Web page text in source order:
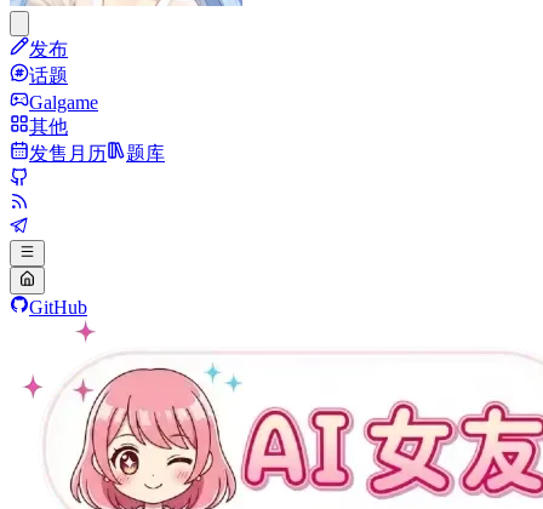
发布
话题
Galgame
其他
发售月历
题库
GitHub